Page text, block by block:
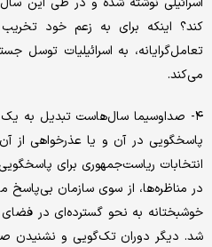
کند؟ اینکه برای به زعم خود
تعامل‌گرایانه، به اسرائیلیات توسل
می‌کند.
۴- صداوسیما سال‌هاست تبدیل به
انتخابات ریاست‌جمهوری برای
در مناظره‌ها، از سوی سازمان بی‌پاسخ
خوشبختانه به نحو گسترده‌ای در
شد. دیگر دوران تک‌گویی و نشنیدن